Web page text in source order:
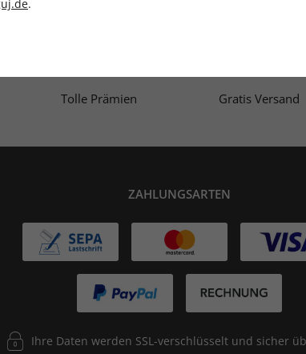
Tolle Prämien Gratis Versand
ZAHLUNGSARTEN
Ihre Daten werden SSL-verschlüsselt und sicher
.